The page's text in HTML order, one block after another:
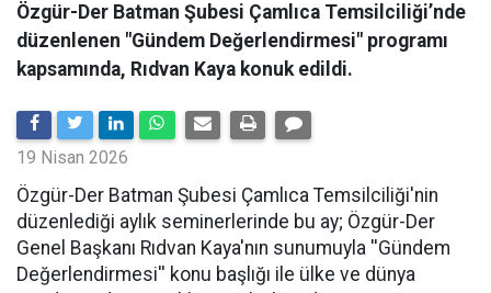
Özgür-Der Batman Şubesi Çamlıca Temsilciliği’nde
düzenlenen "Gündem Değerlendirmesi" programı
kapsamında, Rıdvan Kaya konuk edildi.
19 Nisan 2026
​Özgür-Der Batman Şubesi Çamlıca Temsilciliği'nin
düzenlediği aylık seminerlerinde bu ay; Özgür-Der
Genel Başkanı Rıdvan Kaya'nın sunumuyla ''Gündem
Değerlendirmesi'' konu başlığı ile ülke ve dünya